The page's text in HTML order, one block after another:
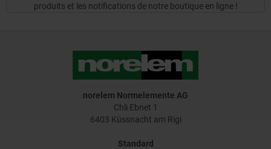
produits et les notifications de notre boutique en ligne !
norelem Normelemente AG
Chli Ebnet 1
6403 Küssnacht am Rigi
Standard